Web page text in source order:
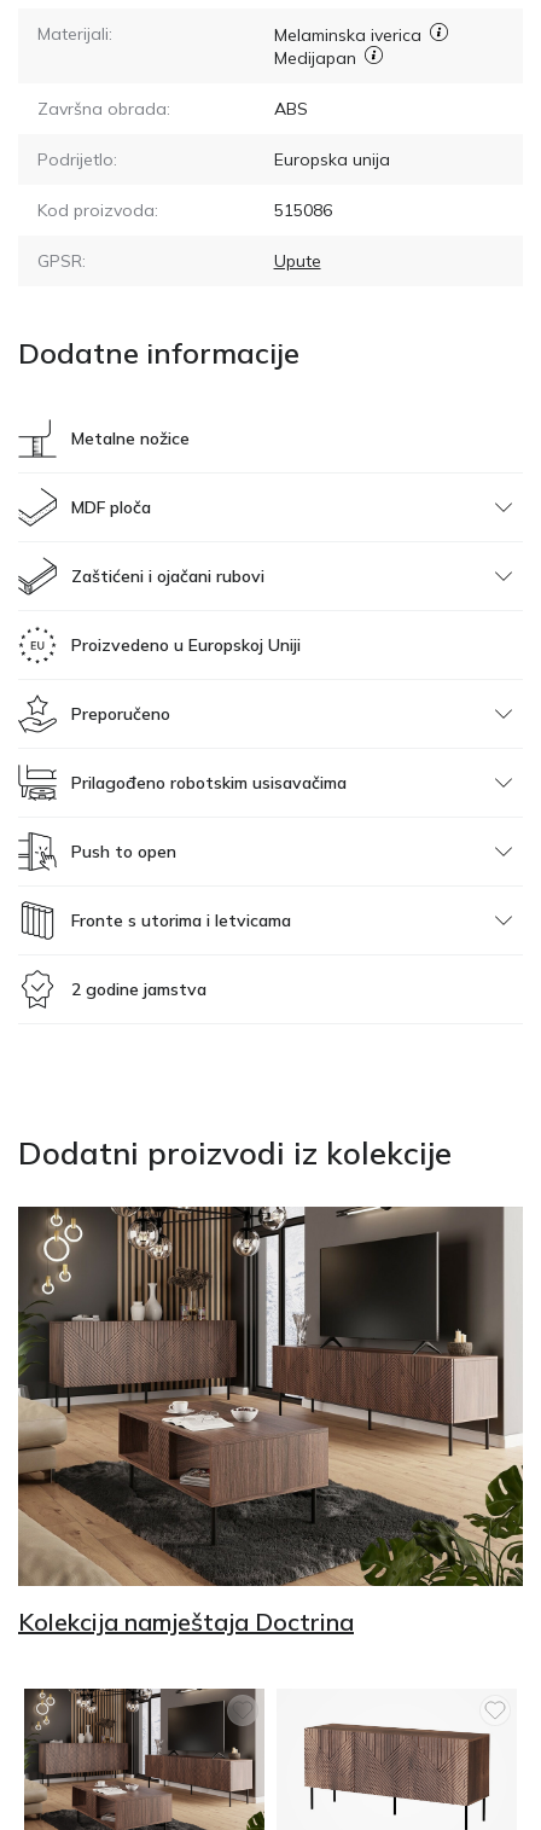
Materijali:
Melaminska iverica
Medijapan
Završna obrada: ABS
Podrijetlo: Europska unija
Kod proizvoda: 515086
GPSR: Upute
Dodatne informacije
Metalne nožice
MDF ploča
Zaštićeni i ojačani rubovi
Proizvedeno u Europskoj Uniji
Preporučeno
Prilagođeno robotskim usisavačima
Push to open
Fronte s utorima i letvicama
2 godine jamstva
Dodatni proizvodi iz kolekcije
Kolekcija namještaja Doctrina